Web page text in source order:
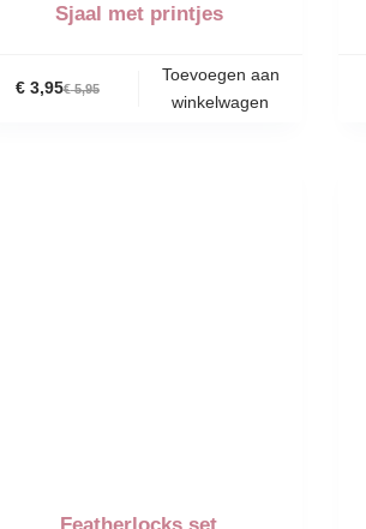
Sjaal met printjes
€5,95
€3,95
Toevoegen aan
winkelwagen